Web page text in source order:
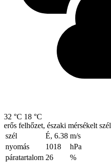
32 °C 18 °C
erős felhőzet, északi mérsékelt szél
szél
É, 6.38 m/s
nyomás
1018
hPa
páratartalom 26
%